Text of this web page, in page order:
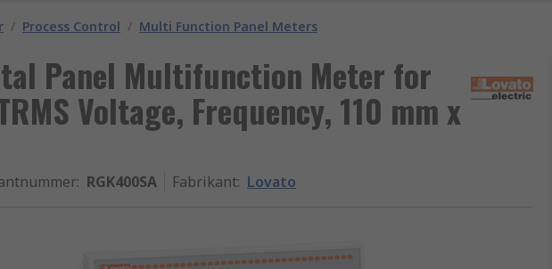
/ Process Control / Multi Function Panel Meters
Panel Multifunction Meter for
Voltage, Frequency, 110 mm x
: RGK400SA Fabrikant: Lovato